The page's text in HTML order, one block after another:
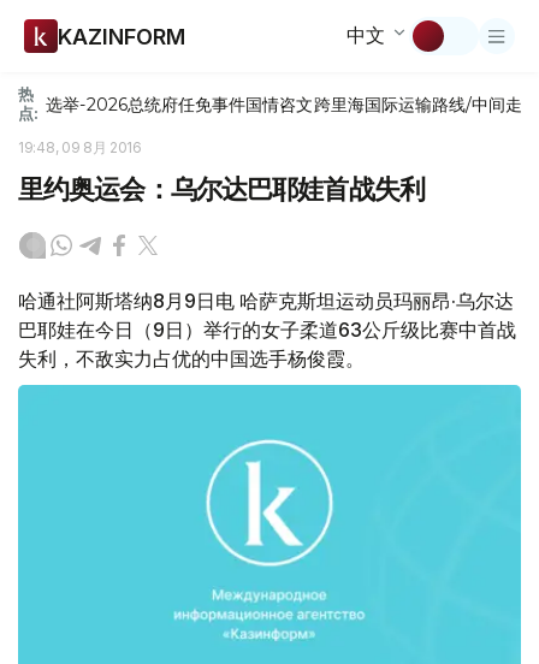
KAZINFORM 中文
热
点: 选举-2026总统府任免事件国情咨文跨里海国际运输路线/中间走廊
19:48, 09 8月 2016
里约奥运会：乌尔达巴耶娃首战失利
哈通社阿斯塔纳8月9日电 哈萨克斯坦运动员玛丽昂·乌尔达
巴耶娃在今日（9日）举行的女子柔道63公斤级比赛中首战
失利，不敌实力占优的中国选手杨俊霞。